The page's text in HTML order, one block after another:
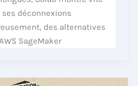
déconnexions
des alternatives
SageMaker